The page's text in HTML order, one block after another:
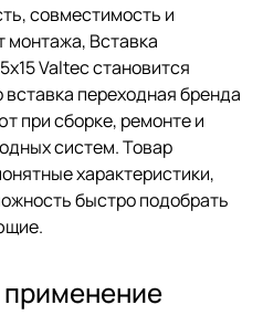
совместимость и
монтажа, Вставка
Valtec становится
переходная бренда
при сборке, ремонте и
систем. Товар
характеристики,
быстро подобрать